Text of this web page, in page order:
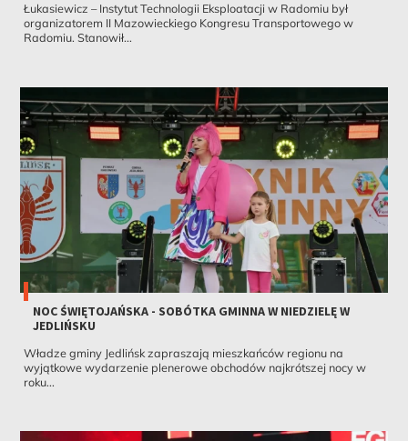
Łukasiewicz – Instytut Technologii Eksploatacji w Radomiu był
organizatorem II Mazowieckiego Kongresu Transportowego w
Radomiu. Stanowił...
NOC ŚWIĘTOJAŃSKA - SOBÓTKA GMINNA W NIEDZIELĘ W
JEDLIŃSKU
Władze gminy Jedlińsk zapraszają mieszkańców regionu na
wyjątkowe wydarzenie plenerowe obchodów najkrótszej nocy w
roku...